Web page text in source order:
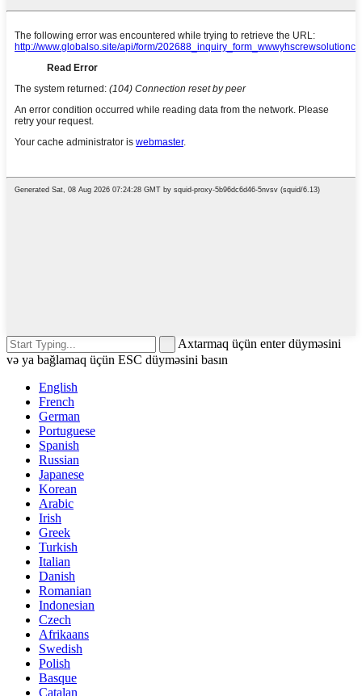
Axtarmaq üçün enter düyməsini
və ya bağlamaq üçün ESC düyməsini basın
English
French
German
Portuguese
Spanish
Russian
Japanese
Korean
Arabic
Irish
Greek
Turkish
Italian
Danish
Romanian
Indonesian
Czech
Afrikaans
Swedish
Polish
Basque
Catalan